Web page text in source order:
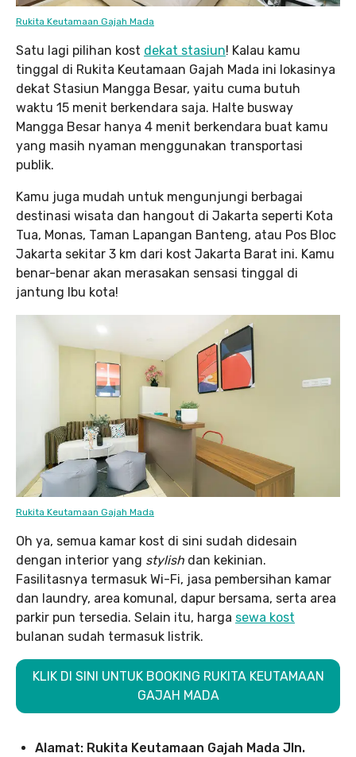
Rukita Keutamaan Gajah Mada
Satu lagi pilihan kost dekat stasiun! Kalau kamu
tinggal di Rukita Keutamaan Gajah Mada ini lokasinya
dekat Stasiun Mangga Besar, yaitu cuma butuh
waktu 15 menit berkendara saja. Halte busway
Mangga Besar hanya 4 menit berkendara buat kamu
yang masih nyaman menggunakan transportasi
publik.
Kamu juga mudah untuk mengunjungi berbagai
destinasi wisata dan hangout di Jakarta seperti Kota
Tua, Monas, Taman Lapangan Banteng, atau Pos Bloc
Jakarta sekitar 3 km dari kost Jakarta Barat ini. Kamu
benar-benar akan merasakan sensasi tinggal di
jantung Ibu kota!
Rukita Keutamaan Gajah Mada
Oh ya, semua kamar kost di sini sudah didesain
dengan interior yang stylish dan kekinian.
Fasilitasnya termasuk Wi-Fi, jasa pembersihan kamar
dan laundry, area komunal, dapur bersama, serta area
parkir pun tersedia. Selain itu, harga sewa kost
bulanan sudah termasuk listrik.
KLIK DI SINI UNTUK BOOKING RUKITA KEUTAMAAN
GAJAH MADA
Alamat: Rukita Keutamaan Gajah Mada Jln.